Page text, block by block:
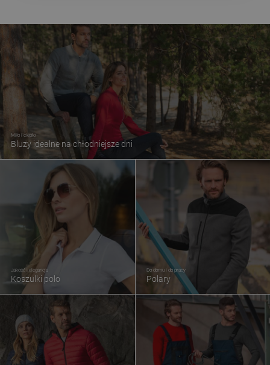
Miło i ciepło
Bluzy idealne na chłodniejsze dni
Jakość i elegancja
Koszulki polo
Do domu i do pracy
Polary